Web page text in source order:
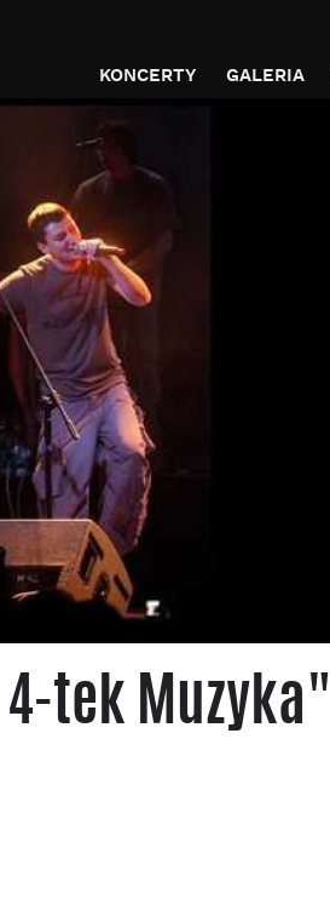
KONCERTY
GALERIA
4-tek Muzyka"